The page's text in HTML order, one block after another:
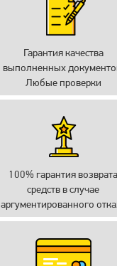
Гарантия качества
выполненных
Любые проверки
100% гарантия возврата
средств в случае
аргументированного